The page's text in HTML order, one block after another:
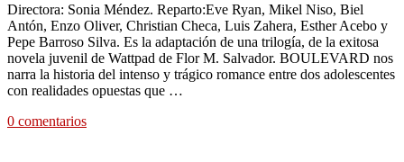
Directora: Sonia Méndez. Reparto:Eve Ryan, Mikel Niso, Biel
Antón, Enzo Oliver, Christian Checa, Luis Zahera, Esther Acebo y
Pepe Barroso Silva. Es la adaptación de una trilogía, de la exitosa
novela juvenil de Wattpad de Flor M. Salvador. BOULEVARD nos
narra la historia del intenso y trágico romance entre dos adolescentes
con realidades opuestas que …
0 comentarios